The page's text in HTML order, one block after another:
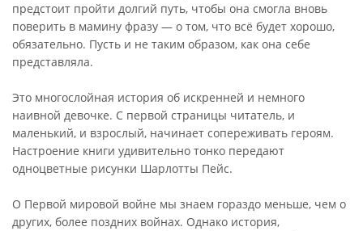
предстоит пройти долгий путь, чтобы она смогла вновь
поверить в мамину фразу — о том, что всё будет хорошо,
обязательно. Пусть и не таким образом, как она себе
представляла.
Это многослойная история об искренней и немного
наивной девочке. С первой страницы читатель, и
маленький, и взрослый, начинает сопереживать героям.
Настроение книги удивительно тонко передают
одноцветные рисунки Шарлотты Пейс.
О Первой мировой войне мы знаем гораздо меньше, чем о
других, более поздних войнах. Однако история,